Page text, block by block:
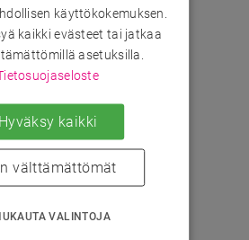
käyttökokemuksen.
kaikki evästeet tai jatkaa
asetuksilla.
Hyväksy kaikki
välttämättömät
VALINTOJA